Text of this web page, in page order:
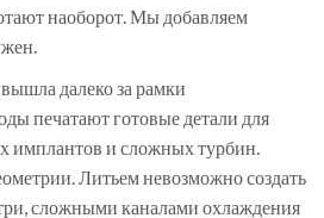
наоборот. Мы добавляем
далеко за рамки
печатают готовые детали для
имплантов и сложных турбин.
Литьем невозможно создать
сложными каналами охлаждения